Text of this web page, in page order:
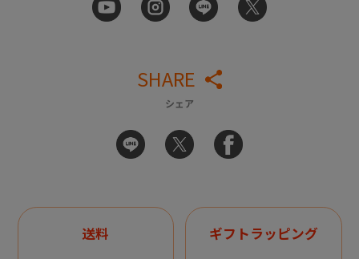
SHARE
シェア
送料 ギフトラッピング